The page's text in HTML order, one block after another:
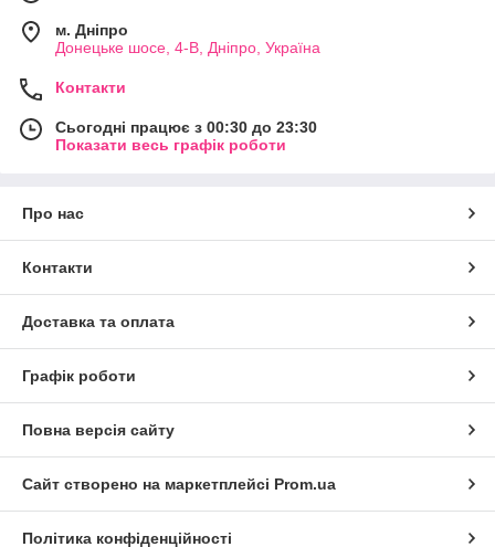
м. Дніпро
Донецьке шосе, 4-В, Дніпро, Україна
Контакти
Сьогодні працює з 00:30 до 23:30
Показати весь графік роботи
Про нас
Контакти
Доставка та оплата
Графік роботи
Повна версія сайту
Сайт створено на маркетплейсі Prom.ua
Політика конфіденційності